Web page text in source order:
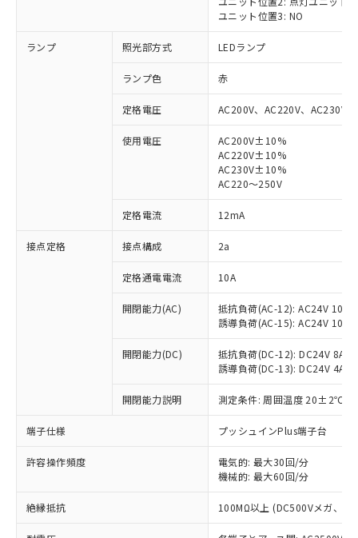
ユニット位置3: NO
ランプ 照光部方式 LEDランプ
ランプ色 赤
定格電圧 AC200V、AC220V、AC230V
使用電圧
AC200V±10%
AC220V±10%
AC230V±10%
AC220～250V
定格電流 12mA
接点定格 接点構成 2a
定格通電電流 10A
開閉能力(AC)
抵抗負荷(AC-12): AC24V 10A/
誘導負荷(AC-15): AC24V
開閉能力(DC)
抵抗負荷(DC-12): DC24V 8A/
誘導負荷(DC-13): DC24V 4A/
開閉能力説明 測定条件: 周囲温度 20±2℃、
端子仕様 プッシュインPlus端子台
許容操作頻度
電気的: 最大30回/分
機械的: 最大60回/分
絶縁抵抗 100MΩ以上 (DC500Vメガ、点
以下の条件をお読みいただき、同意のうえ
本サービスは、当社制御機器事業取扱
商品の当社在庫状況および標準価格
(税抜)を提供させていただくもので
本サービスの対象外となる商品もある
ことをご了承ください。
在庫状況および標準価格照会結果は、
記載している更新日時点での社内デー
タに基づき作成されるものであり、閲
覧された時点での実際の在庫および標
対応済み：EU RoHS指令（10物質）の
非含有に対応した製品が提供可能な商品で
対応予定：EU RoHS指令（10物質）の非含
有に対応した製品に切り替える予定のある
対応予定なし：EU RoHS指令（10物質）の
非含有に非対応の商品で、対応品を出す予
調査・確認中：EU RoHS指令（10物質）の
非含有の対応状況を調査中または確認中の
非該当品：ライセンス料など無形物で、有
害物質有無と関係のない商品です。
仕入先様の事情により、非含有部品として
いたものが、含有品と判明した場合などや
むを得ず変更することがあります。
鉛(Pb) 1000ppm以下、 水銀(Hg) 1000ppm以下、 カド
六価クロム(Cr(Ⅵ)) 1000ppm以下、ポリ臭化ビフェニル
※1 中国RoHS○×表
「○」：最大均質材料含有率が中国RoHSの
基準値以下であることを示します。
「×」：最大均質材料含有率が中国RoHSの
基準値を超えていることを示します。
「－」：未確認です。当社販売部門へお問
*中国RoHS10物質の基準値 (GB/T26572)：
Pb(鉛) :1000ppm、 Hg(水銀) : 1000ppm、 Cd(カドミウ
当社は、これら貴社製品のうち、外国
為替および外国貿易法に定める商品
（以下｢規制貨物等」という）を輸出
または国外への提供する場合は、日本
国政府の輸出許可(または役務取引許
可)を取得するなどの必要な手続きを